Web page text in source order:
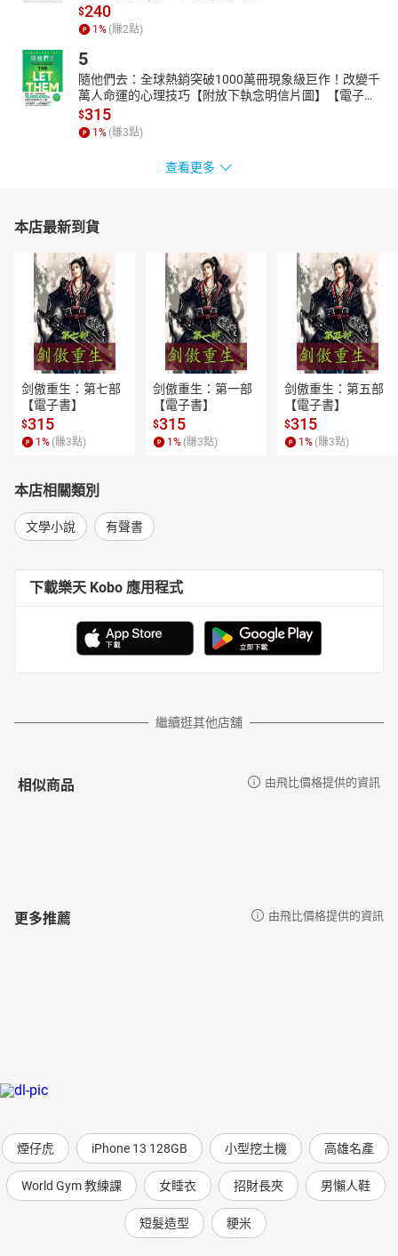
$240
1 % (賺2點)
5
隨他們去：全球熱銷突破1000萬冊現象級巨作！改變千
萬人命運的心理技巧【附放下執念明信片圖】【電子
書】
$315
1 % (賺3點)
查看更多
本店最新到貨
剑傲重生：第七部
【電子書】
$315
1 % (賺3點)
剑傲重生：第一部
【電子書】
$315
1 % (賺3點)
剑傲重生：第五部
【電子書】
$315
1 % (賺3點)
本店相關類別
文學小說 有聲書
下載樂天 Kobo 應用程式
繼續逛其他店舖
相似商品 由飛比價格提供的資訊
更多推薦 由飛比價格提供的資訊
煙仔虎 iPhone 13 128GB 小型挖土機 高雄名產
World Gym 教練課 女睡衣 招財長夾 男懶人鞋
短髮造型 粳米